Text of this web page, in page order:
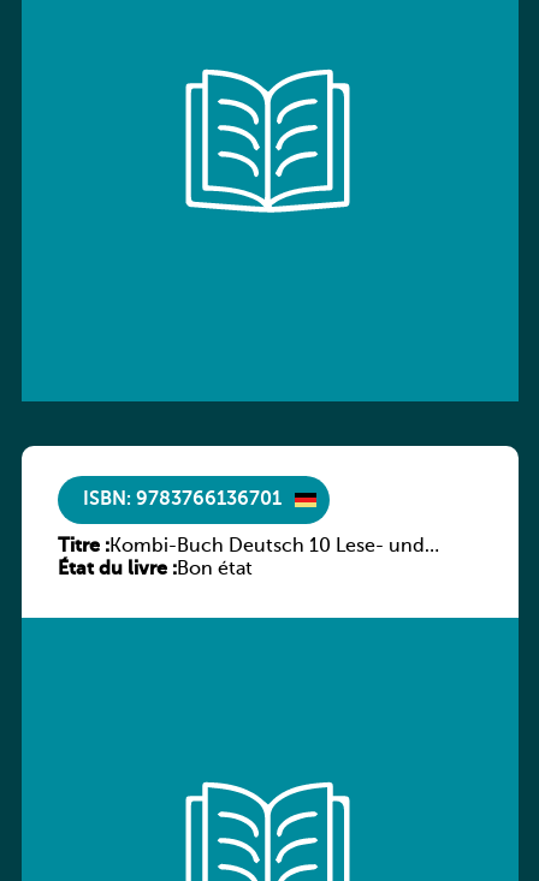
ISBN: 9783766136701
Titre :Kombi-Buch Deutsch 10 Lese- und
Sprachbuch
État du livre :Bon état